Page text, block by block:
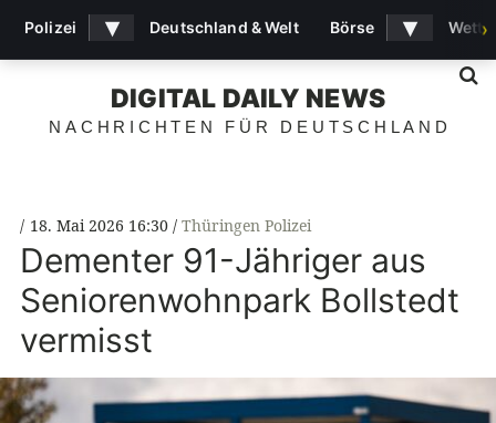
DIGITAL DAILY NEWS
NACHRICHTEN FÜR DEUTSCHLAND
18. Mai 2026 16:30 Thüringen Polizei
Dementer 91-Jähriger aus
Seniorenwohnpark Bollstedt
vermisst
Polizei ▾ Deutschland & Welt Börse ▾ ›